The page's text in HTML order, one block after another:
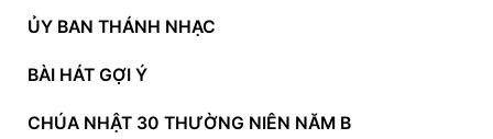
ỦY BAN THÁNH NHẠC
BÀI HÁT GỢI Ý
CHÚA NHẬT 30 THƯỜNG NIÊN NĂM B